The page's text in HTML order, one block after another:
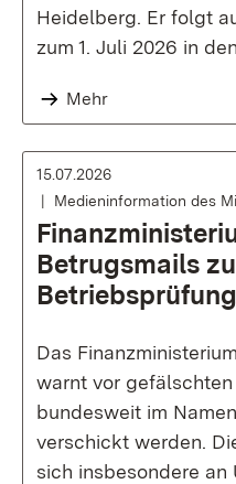
Heidelberg. Er folgt
zum 1. Juli 2026 in
Mehr
15.07.2026
Medieninformation des
Betrugsmails
Das
warnt vor
bundesweit im
verschickt werden.
sich insbesondere an